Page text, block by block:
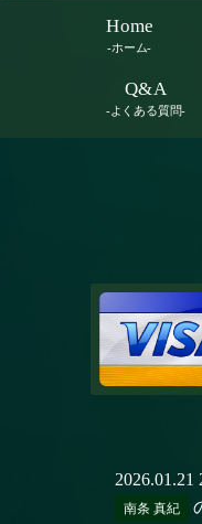
Home
-ホーム-
Q&A
-よくある質問-
2026.01.21
南条 真紀